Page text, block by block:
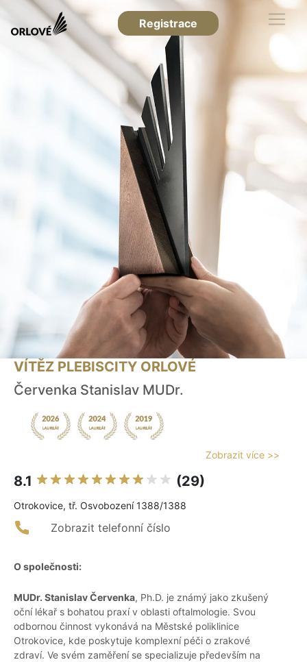
Registrace
VÍTĚZ PLEBISCITY ORLOVÉ
Červenka Stanislav MUDr.
Zobrazit více >>
8.1 (29)
Otrokovice, tř. Osvobození 1388/1388
Zobrazit telefonní číslo
O společnosti:
MUDr. Stanislav Červenka, Ph.D. je známý jako zkušený
oční lékař s bohatou praxí v oblasti oftalmologie. Svou
odbornou činnost vykonává na Městské poliklinice
Otrokovice, kde poskytuje komplexní péči o zrakové
zdraví. Ve svém zaměření se specializuje především na